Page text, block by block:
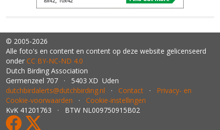
© 2005-2026
Alle foto's en content en content op deze website gelicenseerd
onder CC BY‑NC‑ND 4.0
Dutch Birding Association
Germenzeel 707 · 5403 XD Uden
dutchbirdalerts@dutchbirding.nl · Contact · Privacy- en
Cookie-voorwaarden · Cookie-instellingen
KvK 41201763 · BTW NL009750915B02